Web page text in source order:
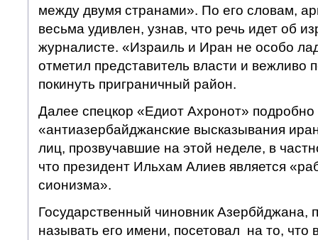
между двумя странами». По его словам,
весьма удивлен, узнав, что речь идет об
журналисте. «Израиль и Иран не особо
отметил представитель власти и вежливо
покинуть приграничный район.
Далее спецкор «Едиот Ахронот» подробно
«антиазербайджанские высказывания
лиц, прозвучавшие на этой неделе, в
что президент Ильхам Алиев является
сионизма».
Государственный чиновник Азербйджана,
называть его имени, посетовал на то, что